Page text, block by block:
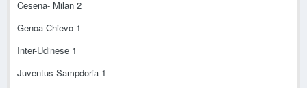
Cesena- Milan 2
Genoa-Chievo 1
Inter-Udinese 1
Juventus-Sampdoria 1